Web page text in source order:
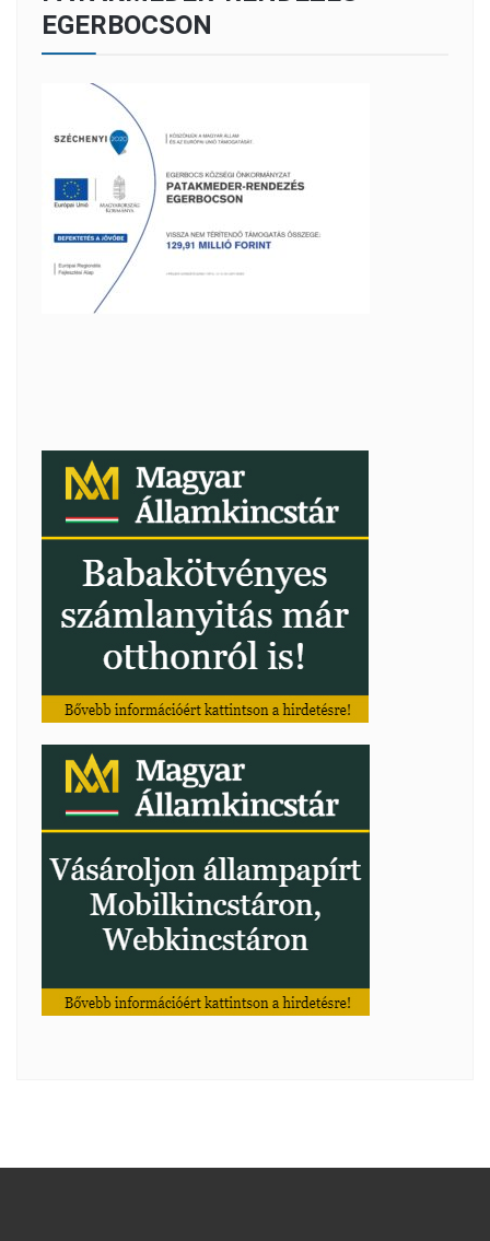
EGERBOCSON